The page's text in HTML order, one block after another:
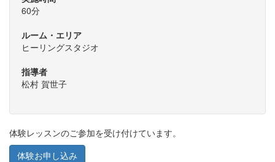
60分
ルーム・エリア
ヒーリングスタジオ
指導者
松村 賀世子
体験レッスンのご参加を受け付けています。
体験お申し込み